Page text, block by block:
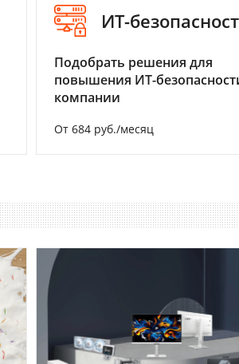
ИТ-
Подобрать решения для
повышения ИТ-
компании
От 684 руб./месяц